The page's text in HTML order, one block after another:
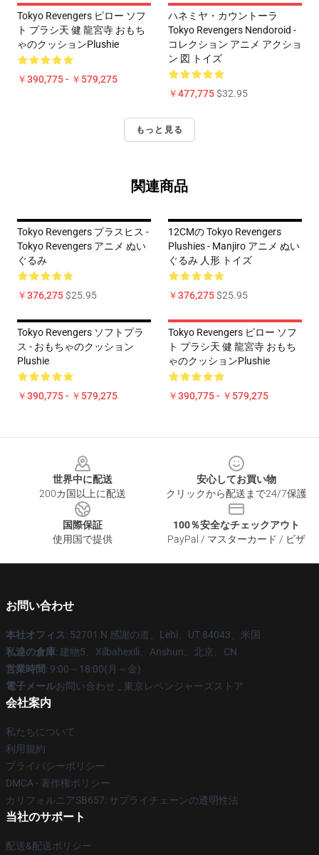
Tokyo Revengers ピロー ソフ
ト プラシ天 健 龍宮寺 おもち
ゃのクッションPlushie
￥390,775 - ￥579,275
ハネミヤ・カウントーラ
Tokyo Revengers Nendoroid -
コレクション アニメ アクショ
ン 図 トイズ
￥477,775$32.95
もっと見る
関連商品
Tokyo Revengers プラスヒス -
Tokyo Revengers アニメ ぬい
ぐるみ
￥376,275$25.95
12CMの Tokyo Revengers
Plushies - Manjiro アニメ ぬい
ぐるみ 人形 トイズ
￥376,275$25.95
Tokyo Revengers ソフトプラ
ス - おもちゃのクッション
Plushie
￥390,775 - ￥579,275
Tokyo Revengers ピロー ソフ
ト プラシ天 健 龍宮寺 おもち
ゃのクッションPlushie
￥390,775 - ￥579,275
世界中に配送
200カ国以上に配送
安心してお買い物
クリックから配送まで24/7保護
国際保証
使用国で提供
100％安全なチェックアウト
PayPal / マスターカード / ビザ
お問い合わせ
本社オフィス: 52701 N 感謝の道、Lehi、UT 84043、米国
私達の倉庫: 建物5、Xilbahexili、Anshun、北京、CN
営業時間: 9:00～18:00(月～金)
電子メールお問い合わせ _ 東京レベンジャーズストア
会社案内
私たちについて
利用規約
プライバシーポリシー
DMCA - 著作権ポリシー
カリフォルニアSB657: サプライチェーンの透明性法
当社のサポート
配送&配送ポリシー